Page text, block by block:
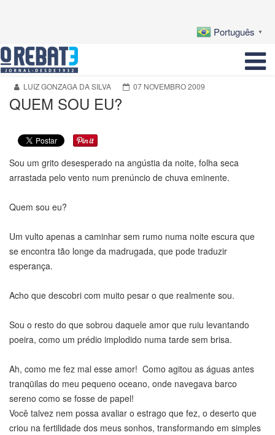
Português ▼
LUIZ GONZAGA DA SILVA 07 NOVEMBRO 2009
QUEM SOU EU?
Sou um grito desesperado na angústia da noite, folha seca
arrastada pelo vento num prenúncio de chuva eminente.
Quem sou eu?
Um vulto apenas a caminhar sem rumo numa noite escura que
se encontra tão longe da madrugada, que pode traduzir
esperança.
Acho que descobri com muito pesar o que realmente sou.
Sou o resto do que sobrou daquele amor que ruiu levantando
poeira, como um prédio implodido numa tarde sem brisa.
Ah, como me fez mal esse amor! Como agitou as águas antes
tranqüilas do meu pequeno oceano, onde navegava barco
sereno como se fosse de papel!
Você talvez nem possa avaliar o estrago que fez, o deserto que
criou na fertilidade dos meus sonhos, transformando em simples